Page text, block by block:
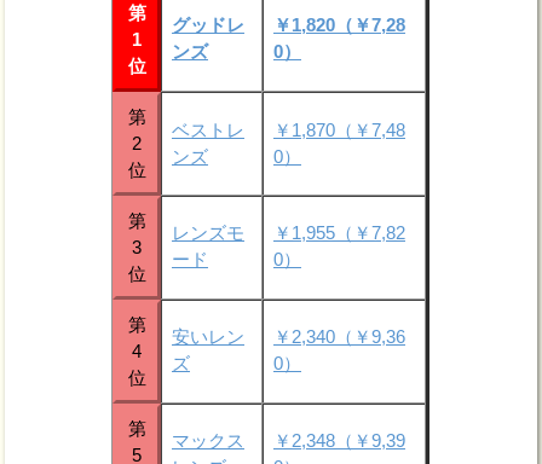
第
1
位
グッドレ
ンズ
￥1,820（￥7,28
0）
第
2
位
ベストレ
ンズ
￥1,870（￥7,48
0）
第
3
位
レンズモ
ード
￥1,955（￥7,82
0）
第
4
位
安いレン
ズ
￥2,340（￥9,36
0）
第
5
マックス
￥2,348（￥9,39